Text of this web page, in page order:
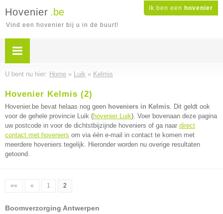
Ik ben een hovenier
Hovenier .be
Vind een hovenier bij u in de buurt!
U bent nu hier: Home » Luik » Kelmis
Hovenier Kelmis (2)
Hovenier.be bevat helaas nog geen hoveniers in Kelmis. Dit geldt ook
voor de gehele provincie Luik (hovenier Luik). Voer bovenaan deze pagina
uw postcode in voor de dichtstbijzijnde hoveniers of ga naar direct
contact met hoveniers om via één e-mail in contact te komen met
meerdere hoveniers tegelijk. Hieronder worden nu overige resultaten
getoond.
«« « 1 2
Boomverzorging Antwerpen